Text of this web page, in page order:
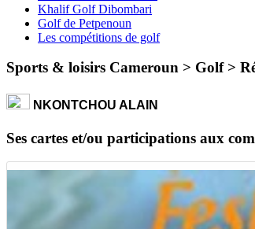
Khalif Golf Dibombari
Golf de Petpenoun
Les compétitions de golf
Sports & loisirs Cameroun > Golf >
NKONTCHOU ALAIN
Ses cartes et/ou participations aux